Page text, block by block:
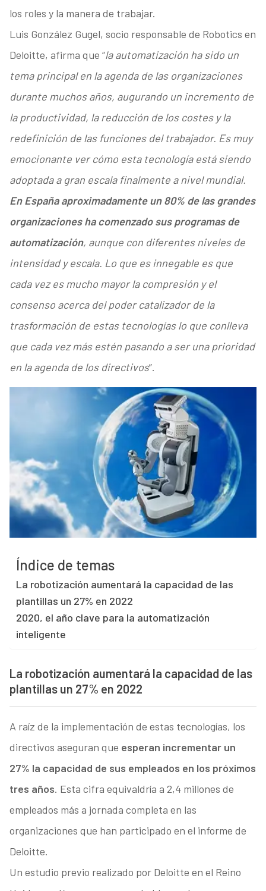
los roles y la manera de trabajar.
Luis González Gugel, socio responsable de Robotics en
Deloitte, afirma que “la automatización ha sido un
tema principal en la agenda de las organizaciones
durante muchos años, augurando un incremento de
la productividad, la reducción de los costes y la
redefinición de las funciones del trabajador. Es muy
emocionante ver cómo esta tecnología está siendo
adoptada a gran escala finalmente a nivel mundial.
En España aproximadamente un 80% de las grandes
organizaciones ha comenzado sus programas de
automatización, aunque con diferentes niveles de
intensidad y escala. Lo que es innegable es que
cada vez es mucho mayor la compresión y el
consenso acerca del poder catalizador de la
trasformación de estas tecnologías lo que conlleva
que cada vez más estén pasando a ser una prioridad
en la agenda de los directivos”.
Índice de temas
La robotización aumentará la capacidad de las
plantillas un 27% en 2022
2020, el año clave para la automatización
inteligente
La robotización aumentará la capacidad de las
plantillas un 27% en 2022
A raíz de la implementación de estas tecnologías, los
directivos aseguran que esperan incrementar un
27% la capacidad de sus empleados en los próximos
tres años. Esta cifra equivaldría a 2,4 millones de
empleados más a jornada completa en las
organizaciones que han participado en el informe de
Deloitte.
Un estudio previo realizado por Deloitte en el Reino